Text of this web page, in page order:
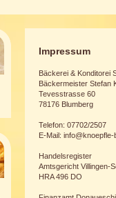
Impressum
Bäckerei & Konditorei
Bäckermeister Stefan
Tevesstrasse 60
78176 Blumberg
Telefon: 07702/2507
E-Mail:
Handelsregister
Amtsgericht Villingen-
HRA 496 DO